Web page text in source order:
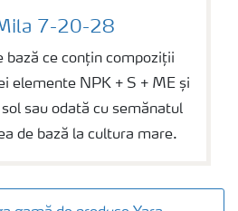
7-20-28
bază ce conțin compoziții
elemente NPK + S + ME și
sau odată cu semănatul
de bază la cultura mare.